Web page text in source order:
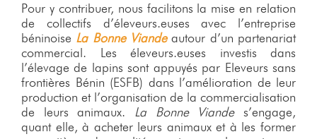
Pour y contribuer, nous facilitons la mise en relation
de collectifs d’éleveurs.euses avec l’entreprise
béninoise La Bonne Viandeautour d’un partenariat
commercial. Les éleveurs.euses investis dans
l’élevage de lapins sont appuyés par Eleveurs sans
frontières Bénin (ESFB) dans l’amélioration de leur
production et l’organisation de la commercialisation
de leurs animaux. La Bonne Viandes’engage,
quant elle, à acheter leurs animaux et à les former